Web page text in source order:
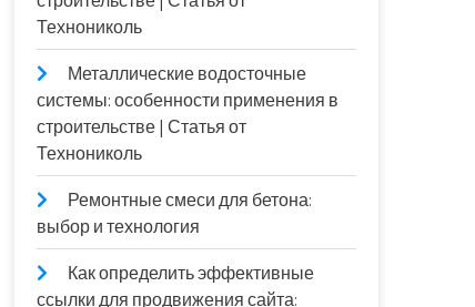
Технониколь
Металлические водосточные
системы: особенности применения в
строительстве | Статья от
Технониколь
Ремонтные смеси для бетона:
выбор и технология
Как определить эффективные
ссылки для продвижения сайта: